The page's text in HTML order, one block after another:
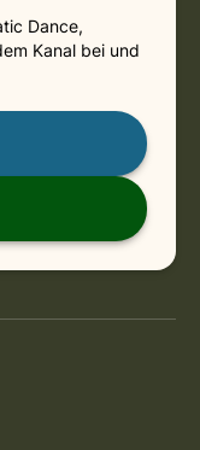
Dance,
Kanal bei und